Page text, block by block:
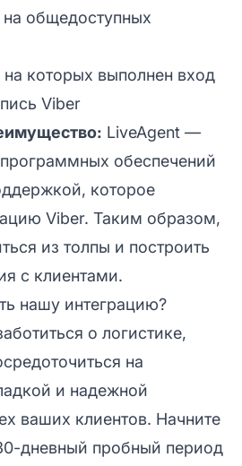
общедоступных
на которых выполнен вход
Viber
LiveAgent —
обеспечений
которое
Viber. Таким образом,
из толпы и построить
с клиентами.
нашу интеграцию?
о логистике,
на
и надежной
ваших клиентов. Начните
дневный пробный период